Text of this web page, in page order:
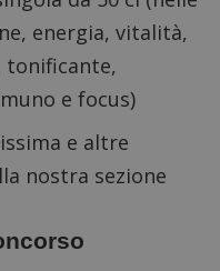
energia, vitalità,
e focus)
e altre
nostra sezione